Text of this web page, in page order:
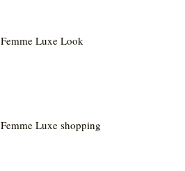
Femme Luxe Look
Femme Luxe shopping